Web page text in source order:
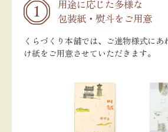
用途に応じた多様な
包装紙・熨斗をご用意
くらづくり本舗では、ご進物様式に
け紙をご用意させていただきます。